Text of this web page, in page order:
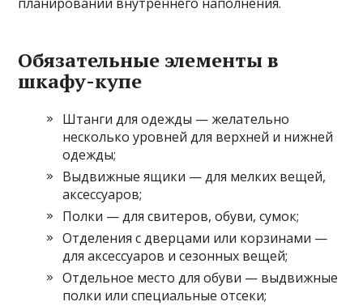
Обязательные элементы в
шкафу-купе
Штанги для одежды — желательно
несколько уровней для верхней и нижней
одежды;
Выдвижные ящики — для мелких вещей,
аксессуаров;
Полки — для свитеров, обуви, сумок;
Отделения с дверцами или корзинами —
для аксессуаров и сезонных вещей;
Отдельное место для обуви — выдвижные
полки или специальные отсеки;